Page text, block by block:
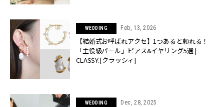
WEDDING Feb, 13, 2026
【結婚式お呼ばれアクセ】1つあると頼れる！
「主役級パール」ピアス&イヤリング5選 |
CLASSY.[クラッシィ]
WEDDING Dec, 28, 2025